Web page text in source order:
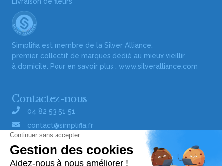
Simplifia est membre de la Silver Alliance,
premier collectif de marques dédié au mieux vieillir
à domicile. Pour en savoir plus : www.silveralliance.com
Contactez-nous
04 82 53 51 51
contact@simplifia.fr
Réseaux sociaux